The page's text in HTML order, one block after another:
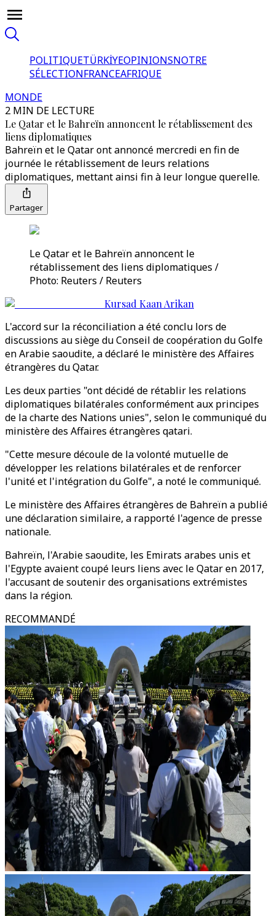
POLITIQUETÜRKİYEOPINIONSNOTRE
SÉLECTIONFRANCEAFRIQUE
MONDE
2 MIN DE LECTURE
Le Qatar et le Bahreïn annoncent le rétablissement des
liens diplomatiques
Bahreïn et le Qatar ont annoncé mercredi en fin de
journée le rétablissement de leurs relations
diplomatiques, mettant ainsi fin à leur longue querelle.
Partager
Le Qatar et le Bahreïn annoncent le
rétablissement des liens diplomatiques /
Photo: Reuters / Reuters
Kursad Kaan Arikan
L'accord sur la réconciliation a été conclu lors de
discussions au siège du Conseil de coopération du Golfe
en Arabie saoudite, a déclaré le ministère des Affaires
étrangères du Qatar.
Les deux parties "ont décidé de rétablir les relations
diplomatiques bilatérales conformément aux principes
de la charte des Nations unies", selon le communiqué du
ministère des Affaires étrangères qatari.
"Cette mesure découle de la volonté mutuelle de
développer les relations bilatérales et de renforcer
l'unité et l'intégration du Golfe", a noté le communiqué.
Le ministère des Affaires étrangères de Bahreïn a publié
une déclaration similaire, a rapporté l'agence de presse
nationale.
Bahreïn, l'Arabie saoudite, les Emirats arabes unis et
l'Egypte avaient coupé leurs liens avec le Qatar en 2017,
l'accusant de soutenir des organisations extrémistes
dans la région.
RECOMMANDÉ